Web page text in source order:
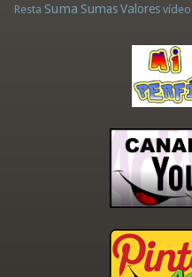
Resta Suma Sumas Valores vídeo